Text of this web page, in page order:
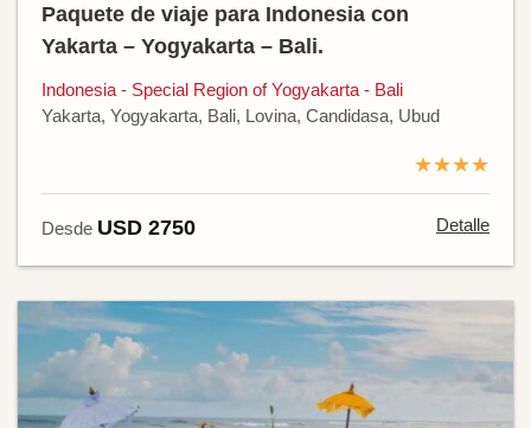
Paquete de viaje para Indonesia con
Yakarta – Yogyakarta – Bali.
Indonesia - Special Region of Yogyakarta - Bali
Yakarta, Yogyakarta, Bali, Lovina, Candidasa, Ubud
★★★★
Desde USD 2750 Detalle